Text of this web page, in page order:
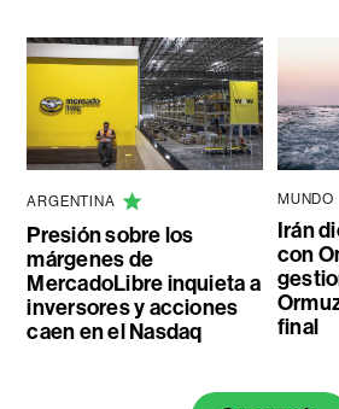
ARGENTINA
Presión sobre los
márgenes de
MercadoLibre inquieta a
inversores y acciones
caen en el Nasdaq
MUNDO
Irán
con
final